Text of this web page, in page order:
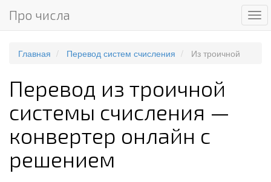
Про числа
Главная Перевод систем счисления Из троичной
Перевод из троичной
системы счисления —
конвертер онлайн с
решением